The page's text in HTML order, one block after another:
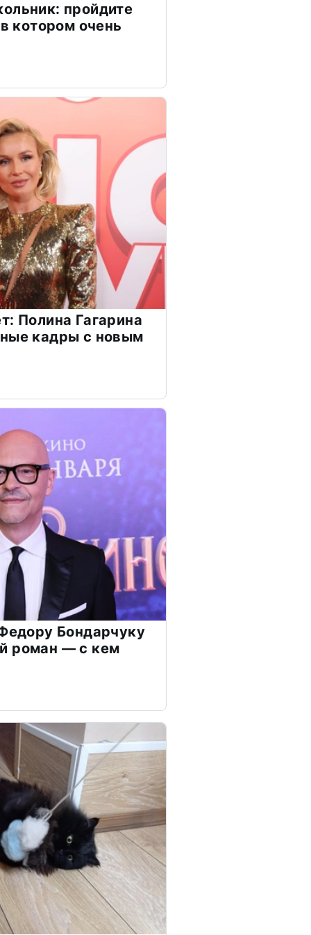
пройдите
котором очень
Полина Гагарина
кадры с новым
Бондарчуку
роман — с кем